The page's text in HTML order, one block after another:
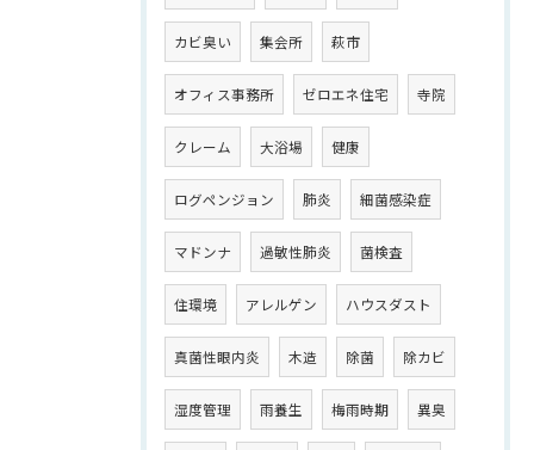
カビ臭い 集会所 萩市
オフィス事務所 ゼロエネ住宅 寺院
クレーム 大浴場 健康
ログペンジョン 肺炎 細菌感染症
マドンナ 過敏性肺炎 菌検査
住環境 アレルゲン ハウスダスト
真菌性眼内炎 木造 除菌 除カビ
湿度管理 雨養生 梅雨時期 異臭